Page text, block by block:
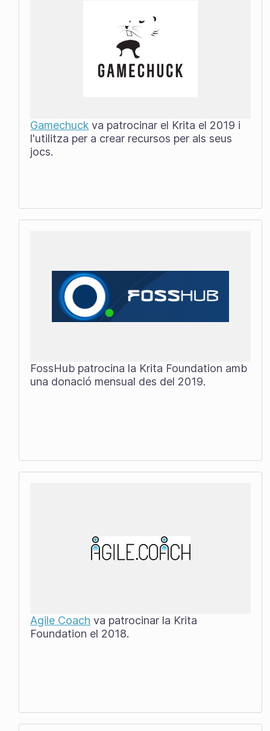
Gamechuck va patrocinar el Krita el 2019 i
l'utilitza per a crear recursos per als seus
jocs.
FossHub patrocina la Krita Foundation amb
una donació mensual des del 2019.
Agile Coach va patrocinar la Krita
Foundation el 2018.